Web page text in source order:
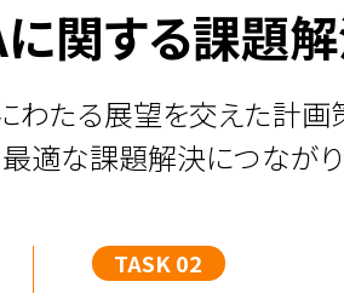
関する課題
わたる展望を交えた計画
適な課題解決につながり
TASK 02